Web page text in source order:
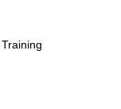
Training